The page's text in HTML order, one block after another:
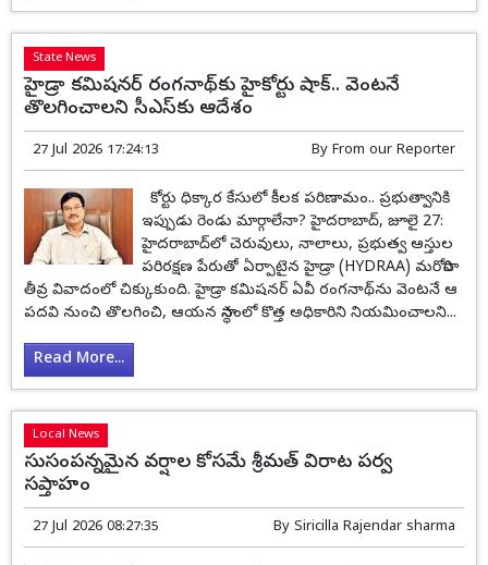
State News
హైడ్రా కమిషనర్ రంగనాథ్‌కు హైకోర్టు షాక్‌.. వెంటనే
తొలగించాలని సీఎస్‌కు ఆదేశం
27 Jul 2026 17:24:13 By From our Reporter
కోర్టు ధిక్కార కేసులో కీలక పరిణామం.. ప్రభుత్వానికి
ఇప్పుడు రెండు మార్గాలేనా? హైదరాబాద్, జూలై 27:
హైదరాబాద్‌లో చెరువులు, నాలాలు, ప్రభుత్వ ఆస్తుల
పరిరక్షణ పేరుతో ఏర్పాటైన హైడ్రా (HYDRAA) మరోసారి
తీవ్ర వివాదంలో చిక్కుకుంది. హైడ్రా కమిషనర్ ఏవీ రంగనాథ్‌ను వెంటనే ఆ
పదవి నుంచి తొలగించి, ఆయన స్థానంలో కొత్త అధికారిని నియమించాలని...
Read More...
Local News
సుసంపన్నమైన వర్షాల కోసమే శ్రీమత్ విరాట పర్వ
సప్తాహం
27 Jul 2026 08:27:35 By Siricilla Rajendar sharma